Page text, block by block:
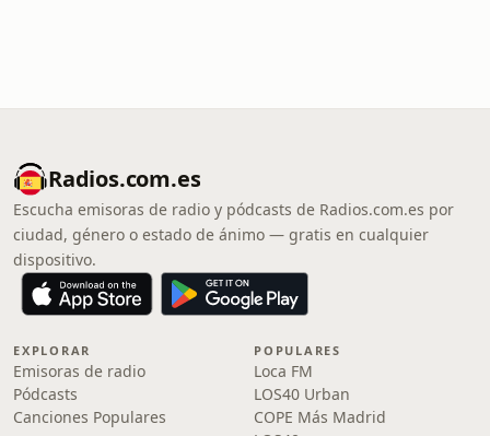
Radios.com.es
Escucha emisoras de radio y pódcasts de Radios.com.es por
ciudad, género o estado de ánimo — gratis en cualquier
dispositivo.
EXPLORAR
Emisoras de radio
Pódcasts
Canciones Populares
POPULARES
Loca FM
LOS40 Urban
COPE Más Madrid